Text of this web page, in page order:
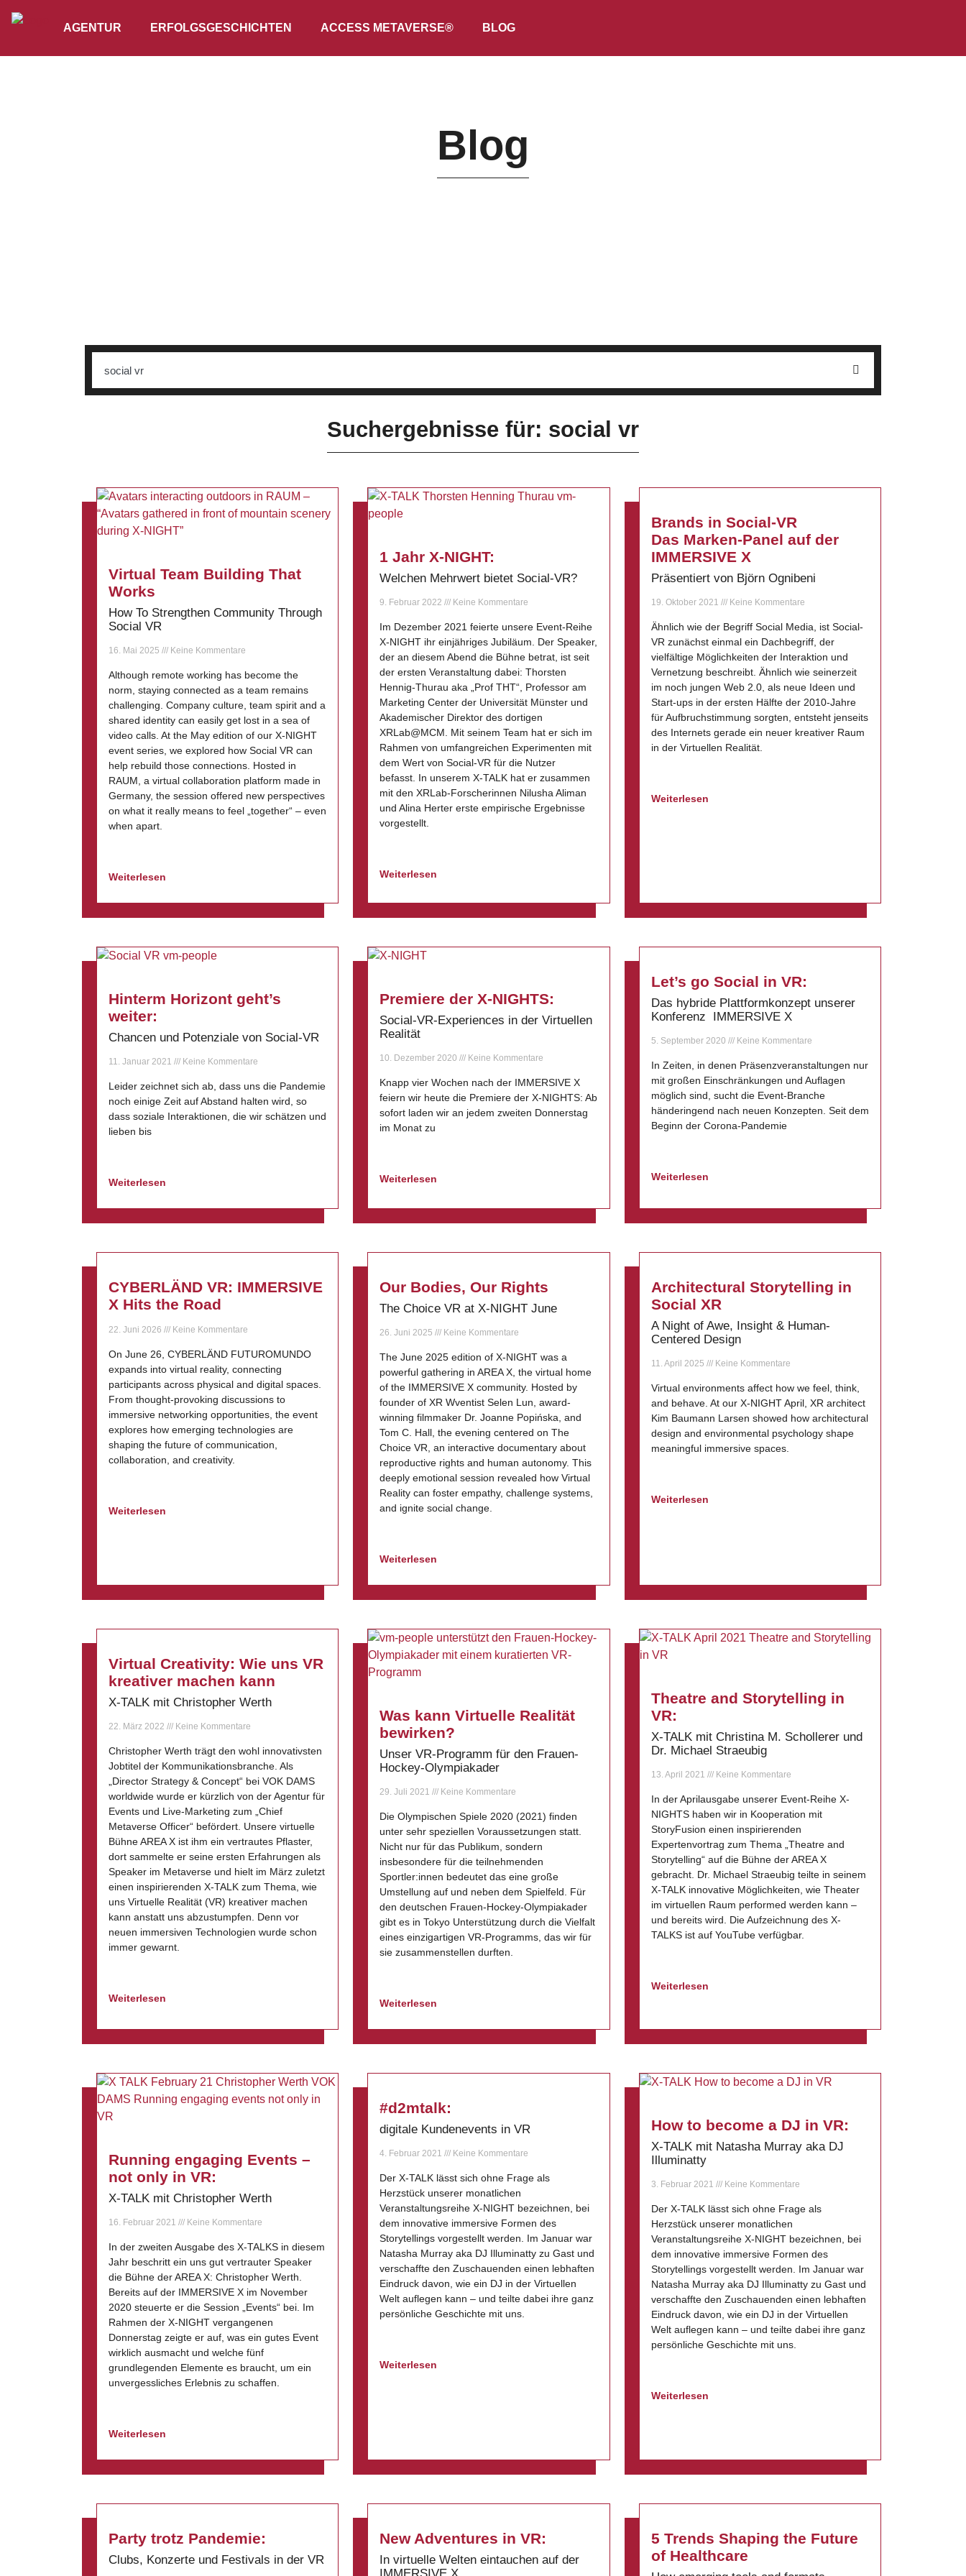
AGENTUR ERFOLGSGESCHICHTEN ACCESS METAVERSE® BLOG
Blog
Suchergebnisse für: social vr
Virtual Team Building That
Works
How To Strengthen Community Through
Social VR
16. Mai 2025 Keine Kommentare
Although remote working has become the
norm, staying connected as a team remains
challenging. Company culture, team spirit and a
shared identity can easily get lost in a sea of
video calls. At the May edition of our X-NIGHT
event series, we explored how Social VR can
help rebuild those connections. Hosted in
RAUM, a virtual collaboration platform made in
Germany, the session offered new perspectives
on what it really means to feel „together“ – even
when apart.
Weiterlesen
1 Jahr X-NIGHT:
Welchen Mehrwert bietet Social-VR?
9. Februar 2022 Keine Kommentare
Im Dezember 2021 feierte unsere Event-Reihe
X-NIGHT ihr einjähriges Jubiläum. Der Speaker,
der an diesem Abend die Bühne betrat, ist seit
der ersten Veranstaltung dabei: Thorsten
Hennig-Thurau aka „Prof THT“, Professor am
Marketing Center der Universität Münster und
Akademischer Direktor des dortigen
XRLab@MCM. Mit seinem Team hat er sich im
Rahmen von umfangreichen Experimenten mit
dem Wert von Social-VR für die Nutzer
befasst. In unserem X-TALK hat er zusammen
mit den XRLab-Forscherinnen Nilusha Aliman
und Alina Herter erste empirische Ergebnisse
vorgestellt.
Weiterlesen
Brands in Social-VR
Das Marken-Panel auf der
IMMERSIVE X
Präsentiert von Björn Ognibeni
19. Oktober 2021 Keine Kommentare
Ähnlich wie der Begriff Social Media, ist Social-
VR zunächst einmal ein Dachbegriff, der
vielfältige Möglichkeiten der Interaktion und
Vernetzung beschreibt. Ähnlich wie seinerzeit
im noch jungen Web 2.0, als neue Ideen und
Start-ups in der ersten Hälfte der 2010-Jahre
für Aufbruchstimmung sorgten, entsteht jenseits
des Internets gerade ein neuer kreativer Raum
in der Virtuellen Realität.
Weiterlesen
Hinterm Horizont geht’s
weiter:
Chancen und Potenziale von Social-VR
11. Januar 2021 Keine Kommentare
Leider zeichnet sich ab, dass uns die Pandemie
noch einige Zeit auf Abstand halten wird, so
dass soziale Interaktionen, die wir schätzen und
lieben bis
Weiterlesen
Premiere der X-NIGHTS:
Social-VR-Experiences in der Virtuellen
Realität
10. Dezember 2020 Keine Kommentare
Knapp vier Wochen nach der IMMERSIVE X
feiern wir heute die Premiere der X-NIGHTS: Ab
sofort laden wir an jedem zweiten Donnerstag
im Monat zu
Weiterlesen
Let’s go Social in VR:
Das hybride Plattformkonzept unserer
Konferenz IMMERSIVE X
5. September 2020 Keine Kommentare
In Zeiten, in denen Präsenzveranstaltungen nur
mit großen Einschränkungen und Auflagen
möglich sind, sucht die Event-Branche
händeringend nach neuen Konzepten. Seit dem
Beginn der Corona-Pandemie
Weiterlesen
CYBERLÄND VR: IMMERSIVE
X Hits the Road
22. Juni 2026 Keine Kommentare
On June 26, CYBERLÄND FUTUROMUNDO
expands into virtual reality, connecting
participants across physical and digital spaces.
From thought-provoking discussions to
immersive networking opportunities, the event
explores how emerging technologies are
shaping the future of communication,
collaboration, and creativity.
Weiterlesen
Our Bodies, Our Rights
The Choice VR at X-NIGHT June
26. Juni 2025 Keine Kommentare
The June 2025 edition of X-NIGHT was a
powerful gathering in AREA X, the virtual home
of the IMMERSIVE X community. Hosted by
founder of XR Wventist Selen Lun, award-
winning filmmaker Dr. Joanne Popińska, and
Tom C. Hall, the evening centered on The
Choice VR, an interactive documentary about
reproductive rights and human autonomy. This
deeply emotional session revealed how Virtual
Reality can foster empathy, challenge systems,
and ignite social change.
Weiterlesen
Architectural Storytelling in
Social XR
A Night of Awe, Insight & Human-
Centered Design
11. April 2025 Keine Kommentare
Virtual environments affect how we feel, think,
and behave. At our X-NIGHT April, XR architect
Kim Baumann Larsen showed how architectural
design and environmental psychology shape
meaningful immersive spaces.
Weiterlesen
Virtual Creativity: Wie uns VR
kreativer machen kann
X-TALK mit Christopher Werth
22. März 2022 Keine Kommentare
Christopher Werth trägt den wohl innovativsten
Jobtitel der Kommunikationsbranche. Als
„Director Strategy & Concept“ bei VOK DAMS
worldwide wurde er kürzlich von der Agentur für
Events und Live-Marketing zum „Chief
Metaverse Officer“ befördert. Unsere virtuelle
Bühne AREA X ist ihm ein vertrautes Pflaster,
dort sammelte er seine ersten Erfahrungen als
Speaker im Metaverse und hielt im März zuletzt
einen inspirierenden X-TALK zum Thema, wie
uns Virtuelle Realität (VR) kreativer machen
kann anstatt uns abzustumpfen. Denn vor
neuen immersiven Technologien wurde schon
immer gewarnt.
Weiterlesen
Was kann Virtuelle Realität
bewirken?
Unser VR-Programm für den Frauen-
Hockey-Olympiakader
29. Juli 2021 Keine Kommentare
Die Olympischen Spiele 2020 (2021) finden
unter sehr speziellen Voraussetzungen statt.
Nicht nur für das Publikum, sondern
insbesondere für die teilnehmenden
Sportler:innen bedeutet das eine große
Umstellung auf und neben dem Spielfeld. Für
den deutschen Frauen-Hockey-Olympiakader
gibt es in Tokyo Unterstützung durch die Vielfalt
eines einzigartigen VR-Programms, das wir für
sie zusammenstellen durften.
Weiterlesen
Theatre and Storytelling in
VR:
X-TALK mit Christina M. Schollerer und
Dr. Michael Straeubig
13. April 2021 Keine Kommentare
In der Aprilausgabe unserer Event-Reihe X-
NIGHTS haben wir in Kooperation mit
StoryFusion einen inspirierenden
Expertenvortrag zum Thema „Theatre and
Storytelling“ auf die Bühne der AREA X
gebracht. Dr. Michael Straeubig teilte in seinem
X-TALK innovative Möglichkeiten, wie Theater
im virtuellen Raum performed werden kann –
und bereits wird. Die Aufzeichnung des X-
TALKS ist auf YouTube verfügbar.
Weiterlesen
Running engaging Events –
not only in VR:
X-TALK mit Christopher Werth
16. Februar 2021 Keine Kommentare
In der zweiten Ausgabe des X-TALKS in diesem
Jahr beschritt ein uns gut vertrauter Speaker
die Bühne der AREA X: Christopher Werth.
Bereits auf der IMMERSIVE X im November
2020 steuerte er die Session „Events“ bei. Im
Rahmen der X-NIGHT vergangenen
Donnerstag zeigte er auf, was ein gutes Event
wirklich ausmacht und welche fünf
grundlegenden Elemente es braucht, um ein
unvergessliches Erlebnis zu schaffen.
Weiterlesen
#d2mtalk:
digitale Kundenevents in VR
4. Februar 2021 Keine Kommentare
Der X-TALK lässt sich ohne Frage als
Herzstück unserer monatlichen
Veranstaltungsreihe X-NIGHT bezeichnen, bei
dem innovative immersive Formen des
Storytellings vorgestellt werden. Im Januar war
Natasha Murray aka DJ Illuminatty zu Gast und
verschaffte den Zuschauenden einen lebhaften
Eindruck davon, wie ein DJ in der Virtuellen
Welt auflegen kann – und teilte dabei ihre ganz
persönliche Geschichte mit uns.
Weiterlesen
How to become a DJ in VR:
X-TALK mit Natasha Murray aka DJ
Illuminatty
3. Februar 2021 Keine Kommentare
Der X-TALK lässt sich ohne Frage als
Herzstück unserer monatlichen
Veranstaltungsreihe X-NIGHT bezeichnen, bei
dem innovative immersive Formen des
Storytellings vorgestellt werden. Im Januar war
Natasha Murray aka DJ Illuminatty zu Gast und
verschaffte den Zuschauenden einen lebhaften
Eindruck davon, wie ein DJ in der Virtuellen
Welt auflegen kann – und teilte dabei ihre ganz
persönliche Geschichte mit uns.
Weiterlesen
Party trotz Pandemie:
Clubs, Konzerte und Festivals in der VR
New Adventures in VR:
In virtuelle Welten eintauchen auf der
5 Trends Shaping the Future
of Healthcare